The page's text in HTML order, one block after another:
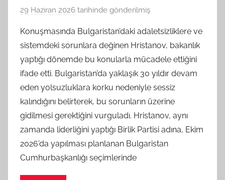
29 Haziran 2026 tarihinde gönderilmiş
S
A
M
t
a
r
a
f
ı
Konuşmasında Bulgaristan’daki adaletsizliklere ve
sistemdeki sorunlara değinen Hristanov, bakanlık
yaptığı dönemde bu konularla mücadele ettiğini
ifade etti. Bulgaristan’da yaklaşık 30 yıldır devam
eden yolsuzluklara korku nedeniyle sessiz
kalındığını belirterek, bu sorunların üzerine
gidilmesi gerektiğini vurguladı. Hristanov, aynı
zamanda liderliğini yaptığı Birlik Partisi adına, Ekim
2026’da yapılması planlanan Bulgaristan
Cumhurbaşkanlığı seçimlerinde